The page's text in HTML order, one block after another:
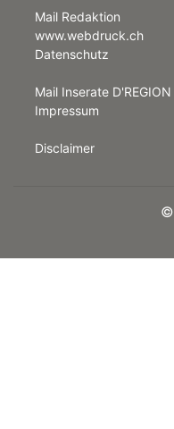
App
Mail Redaktion
www.webdruck.ch
Datenschutz
Mail Inserate D'REGION
Impressum
Disclaimer
©